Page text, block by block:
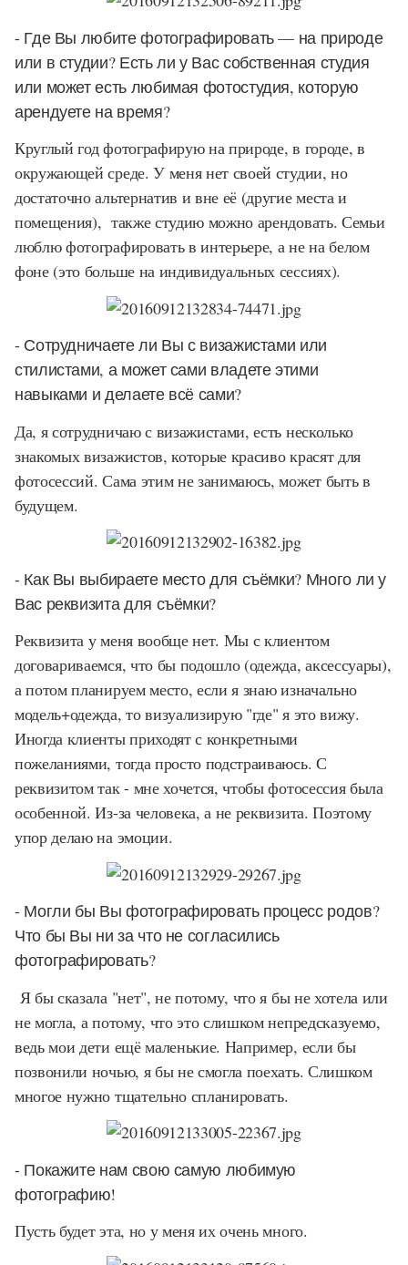
- Где Вы любите фотографировать — на природе
или в студии? Есть ли у Вас собственная студия
или может есть любимая фотостудия, которую
арендуете на время?
Круглый год фотографирую на природе, в городе, в
окружающей среде. У меня нет своей студии, но
достаточно альтернатив и вне её (другие места и
помещения), также студию можно арендовать. Семьи
люблю фотографировать в интерьере, а не на белом
фоне (это больше на индивидуальных сессиях).
- Сотрудничаете ли Вы с визажистами или
стилистами, а может сами владете этими
навыками и делаете всё сами?
Да, я сотрудничаю с визажистами, есть несколько
знакомых визажистов, которые красиво красят для
фотосессий. Сама этим не занимаюсь, может быть в
будущем.
- Как Вы выбираете место для съёмки? Много ли у
Вас реквизита для съёмки?
Реквизита у меня вообще нет. Мы с клиентом
договариваемся, что бы подошло (одежда, аксессуары),
а потом планируем место, если я знаю изначально
модель+одежда, то визуализирую "где" я это вижу.
Иногда клиенты приходят с конкретными
пожеланиями, тогда просто подстраиваюсь. С
реквизитом так - мне хочется, чтобы фотосессия была
особенной. Из-за человека, а не реквизита. Поэтому
упор делаю на эмоции.
- Могли бы Вы фотографировать процесс родов?
Что бы Вы ни за что не согласились
фотографировать?
Я бы сказала "нет", не потому, что я бы не хотела или
не могла, а потому, что это слишком непредсказуемо,
ведь мои дети ещё маленькие. Например, если бы
позвонили ночью, я бы не смогла поехать. Слишком
многое нужно тщательно спланировать.
- Покажите нам свою самую любимую
фотографию!
Пусть будет эта, но у меня их очень много.